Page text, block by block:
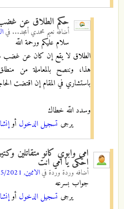
حكم الطلاق عن
أضافه نعيم محمدي أمجد... في
سلام عليكم ورحمة اللّه
الطلاق لا يقع إن كان عن غضب
هذا، وننصح بالمعاملة من منطلق
باستشاري في المقام إن اقتضت
وسدد اللّه خطاك
يرجى تسجيل الدخول أو
امي وابوي كانو متقاتلين
احكى يا امي انت
أضافه وردة وردة فيالاثنين, 17/05/2021 - 03:43
جواب بسرعه
يرجى تسجيل الدخول أو